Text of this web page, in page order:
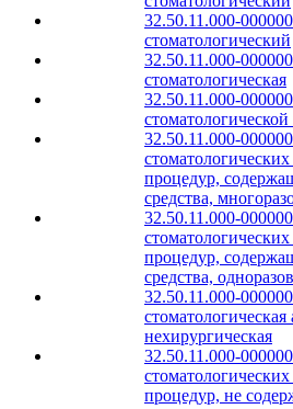
32.50.11.000-
стоматологический
32.50.11.000-
стоматологическая
32.50.11.000-
32.50.11.000-
процедур,
средства,
32.50.11.000-
процедур,
средства,
32.50.11.000-
нехирургическая
32.50.11.000-
процедур, не